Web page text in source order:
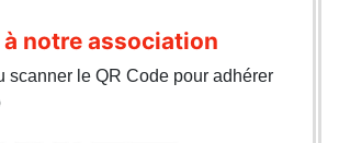
notre association
scanner le QR Code pour adhérer